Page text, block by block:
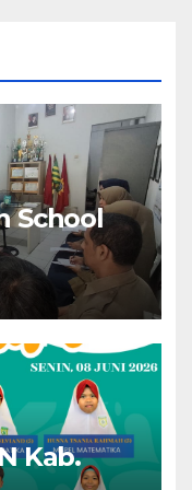
School
Kab.